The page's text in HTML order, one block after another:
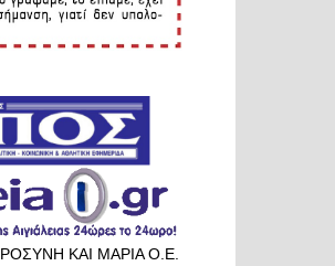
ΚΑΙ ΜΑΡΙΑ Ο.Ε.